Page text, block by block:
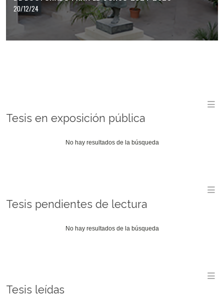
20/12/24
Tesis en exposición pública
No hay resultados de la búsqueda
Tesis pendientes de lectura
No hay resultados de la búsqueda
Tesis leídas